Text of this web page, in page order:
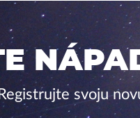
Registrujte svoju